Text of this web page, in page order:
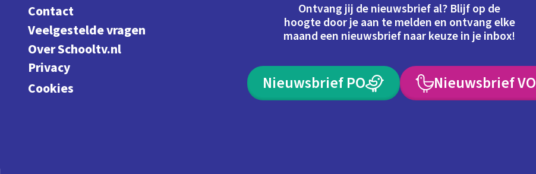
Contact
Veelgestelde vragen
Over Schooltv.nl
Privacy
Cookies
Ontvang jij de nieuwsbrief al? Blijf op de
hoogte door je aan te melden en ontvang elke
maand een nieuwsbrief naar keuze in je inbox!
Nieuwsbrief PO Nieuwsbrief VO